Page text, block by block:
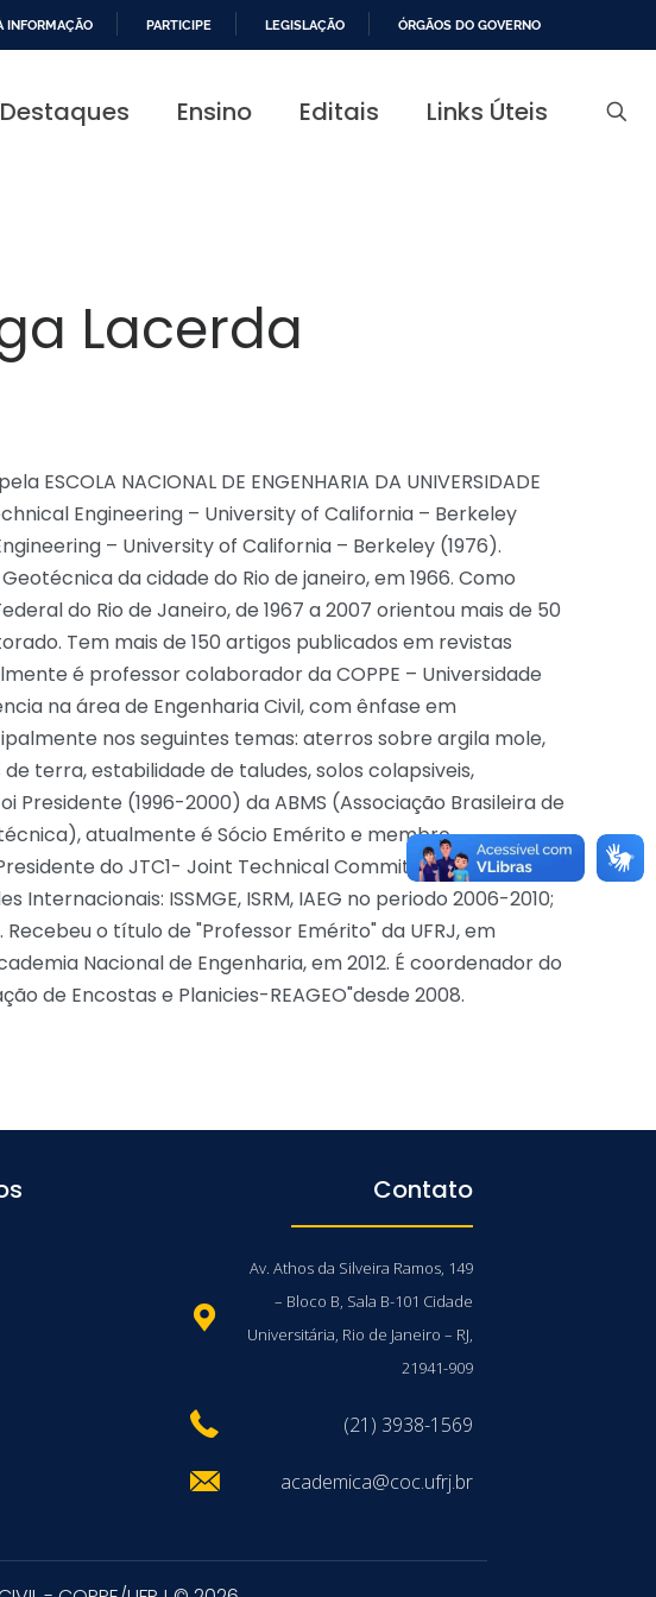
INFORMAÇÃO PARTICIPE LEGISLAÇÃO ÓRGÃOS DO GOVERNO
Destaques Ensino Editais Links Úteis
Lacerda
ESCOLA NACIONAL DE ENGENHARIA DA UNIVERSIDADE
Engineering – University of California – Berkeley
– University of California – Berkeley (1976).
da cidade do Rio de janeiro, em 1966. Como
do Rio de Janeiro, de 1967 a 2007 orientou mais de 50
Tem mais de 150 artigos publicados em revistas
é professor colaborador da COPPE – Universidade
na área de Engenharia Civil, com ênfase em
nos seguintes temas: aterros sobre argila mole,
terra, estabilidade de taludes, solos colapsiveis,
Presidente (1996-2000) da ABMS (Associação Brasileira de
atualmente é Sócio Emérito e membro
do JTC1- Joint Technical Committee on Landslides
Internacionais: ISSMGE, ISRM, IAEG no periodo 2006-2010;
o título de "Professor Emérito" da UFRJ, em
Nacional de Engenharia, em 2012. É coordenador do
de Encostas e Planicies-REAGEO"desde 2008.
Contato
Av. Athos da Silveira Ramos, 149
– Bloco B, Sala B-101 Cidade
Universitária, Rio de Janeiro – RJ,
21941-909
(21) 3938-1569
academica@coc.ufrj.br